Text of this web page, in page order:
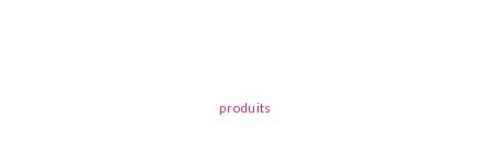
produits